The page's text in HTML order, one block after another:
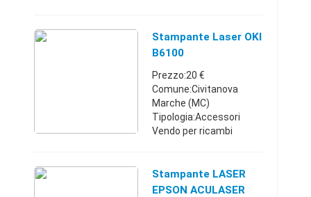
DISPONIBILI 3 COLORI 1
BLACK NERO 1 YELLOW
CED ...
Stampante Laser OKI
B6100
Prezzo:20 €
Comune:Civitanova
Marche (MC)
Tipologia:Accessori
Vendo per ricambi
stampante si accende
ma non stampa.
Stampante LASER
EPSON ACULASER